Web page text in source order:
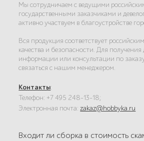
Мы сотрудничаем с ведущими
государственными заказчиками и
активно участвуем в благоустройстве
Вся продукция соответствует
качества и безопасности. Для
информации или консультации по
связаться с нашим менеджером.
Контакты:
Телефон: +7 495 248-13-18;
Электронная почта:zakaz@hobbyka.ru
Входит ли сборка в стоимость